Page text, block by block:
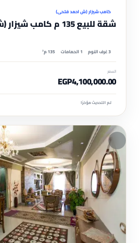
كامب شيزار (ش احمد فتحي)
شقة للبيع 135 م كامب شيزار (ش احمد فتحي)
3 غرف النوم 1 الحمامات 135 م²
السعر
EGP4,100,000.00
تم التحديث مؤخرًا